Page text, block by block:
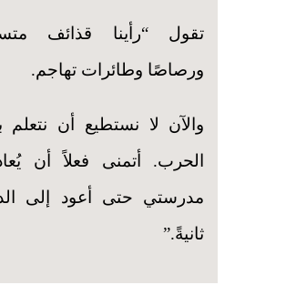
تقول “رأينا قذائف
ورصاصًا وطائرات تهاجم.
والآن لا نستطيع أن
الحرب. أتمنى فعلاً أن
مدرستي حتى أعود إلى
ثانيةً.”